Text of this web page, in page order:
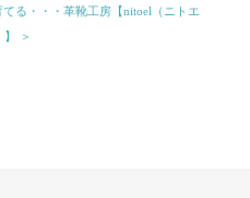
る・・・革靴工房【nitoel（ニトエ
】 ＞